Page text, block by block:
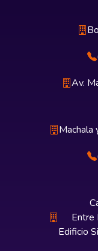
Av.
Machala
Entre
Edificio